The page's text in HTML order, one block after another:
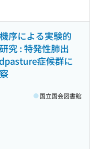
序による実験的
究 : 特発性肺出
症候群に
国立国会図書館